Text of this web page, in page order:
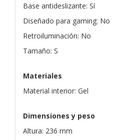
Base antideslizante: Sí
Diseñado para gaming: No
Retroiluminación: No
Tamaño: S
Materiales
Material interior: Gel
Dimensiones y peso
Altura: 236 mm